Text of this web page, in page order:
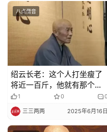
免
责
八点僧音
绍云长老：这个人打坐瘦了
将近一百斤，他就有那个决
心和毅力
1 0 0
三三两两 2025年6月16日